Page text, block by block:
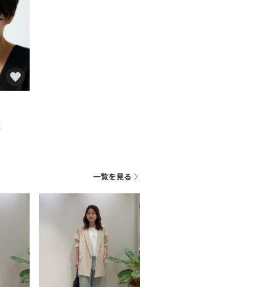
一覧を見る